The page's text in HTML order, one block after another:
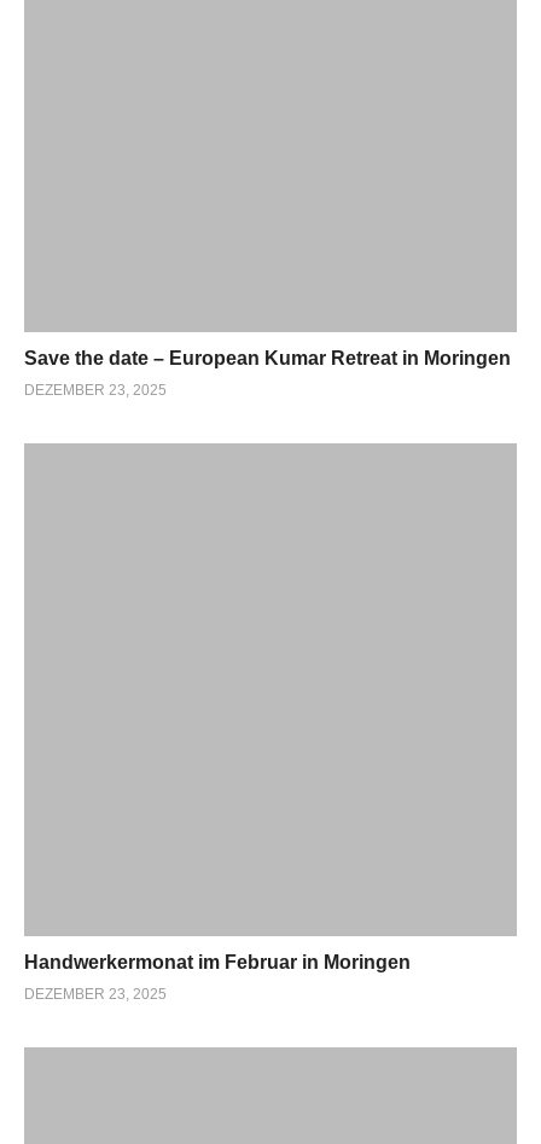
Save the date – European Kumar Retreat in Moringen
DEZEMBER 23, 2025
Handwerkermonat im Februar in Moringen
DEZEMBER 23, 2025